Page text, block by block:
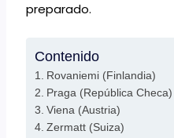
preparado.
Contenido
Rovaniemi (Finlandia)
Praga (República Checa)
Viena (Austria)
Zermatt (Suiza)